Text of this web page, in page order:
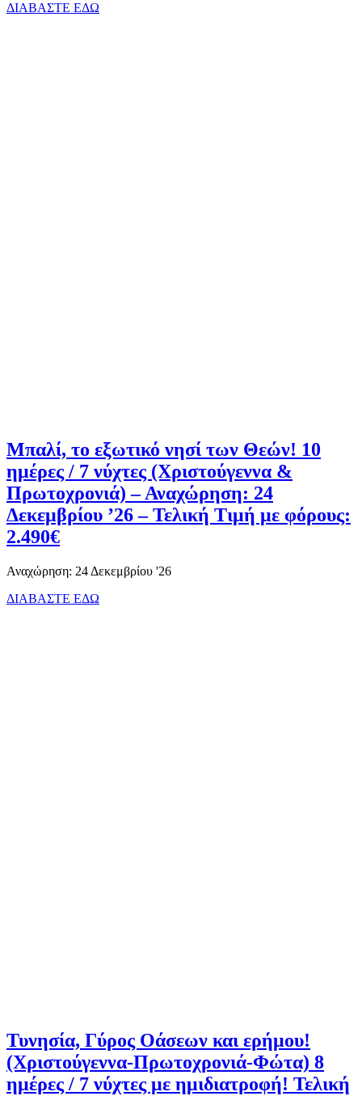
ΔΙΑΒΑΣΤΕ ΕΔΩ
Μπαλί, το εξωτικό νησί των Θεών! 10
ημέρες / 7 νύχτες (Χριστούγεννα &
Πρωτοχρονιά) – Αναχώρηση: 24
Δεκεμβρίου ’26 – Τελική Τιμή με φόρους:
2.490€
Αναχώρηση: 24 Δεκεμβρίου '26
ΔΙΑΒΑΣΤΕ ΕΔΩ
Τυνησία, Γύρος Οάσεων και ερήμου!
(Χριστούγεννα-Πρωτοχρονιά-Φώτα) 8
ημέρες / 7 νύχτες με ημιδιατροφή! Τελική